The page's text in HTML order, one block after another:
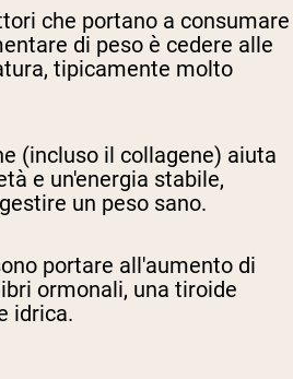
che portano a consumare
di peso è cedere alle
tipicamente molto
(incluso il collagene) aiuta
e un'energia stabile,
un peso sano.
portare all'aumento di
ormonali, una tiroide
idrica.